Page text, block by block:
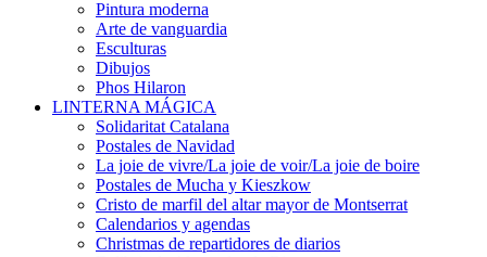
Pintura moderna
Arte de vanguardia
Esculturas
Dibujos
Phos Hilaron
LINTERNA MÁGICA
Solidaritat Catalana
Postales de Navidad
La joie de vivre/La joie de voir/La joie de boire
Postales de Mucha y Kieszkow
Cristo de marfil del altar mayor de Montserrat
Calendarios y agendas
Christmas de repartidores de diarios